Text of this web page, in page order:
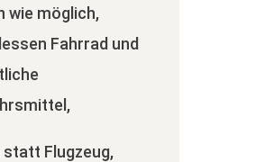
wie möglich,
Fahrrad und
statt Flugzeug,